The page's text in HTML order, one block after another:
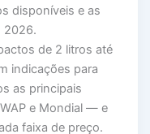
disponíveis e as
2026.
de 2 litros até
indicações para
as principais
e Mondial — e
faixa de preço.